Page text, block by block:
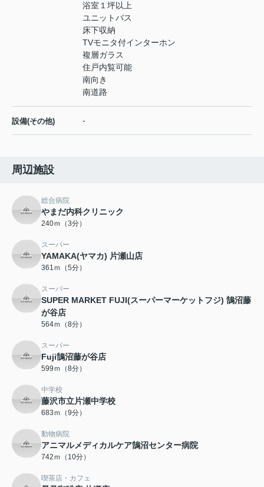
浴室１坪以上
ユニットバス
床下収納
TVモニタ付インターホン
複層ガラス
住戸内覧可能
南向き
南道路
設備(その他) -
周辺施設
総合病院
やまだ内科クリニック
240ｍ（3分）
スーパー
YAMAKA(ヤマカ) 片瀬山店
361ｍ（5分）
スーパー
SUPER MARKET FUJI(スーパーマーケットフジ) 鵠沼藤
が谷店
564ｍ（8分）
スーパー
Fuji鵠沼藤が谷店
599ｍ（8分）
中学校
藤沢市立片瀬中学校
683ｍ（9分）
動物病院
アニマルメディカルケア鵠沼センター病院
742ｍ（10分）
喫茶店・カフェ